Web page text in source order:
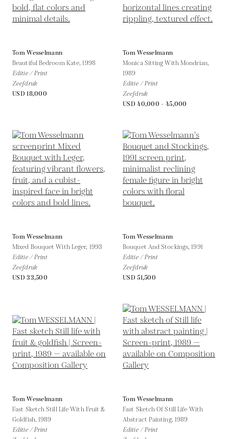
Tom Wesselmann
Beautiful Bedroom Kate,1998
Editie / Print
Zeefdruk
USD 18,000
Tom Wesselmann
Monica Sitting With Mondrian,
1989
Editie / Print
Zeefdruk
USD 40,000 - 45,000
Tom Wesselmann
Mixed Bouquet With Leger, 1993
Editie / Print
Zeefdruk
USD 33,500
Tom Wesselmann
Bouquet And Stockings,1991
Editie / Print
Zeefdruk
USD 51,500
Tom Wesselmann
Fast Sketch Still Life With Fruit &
Goldfish, 1989
Editie / Print
Tom Wesselmann
Fast Sketch Of Still Life With
Abstract Painting, 1989
Editie / Print